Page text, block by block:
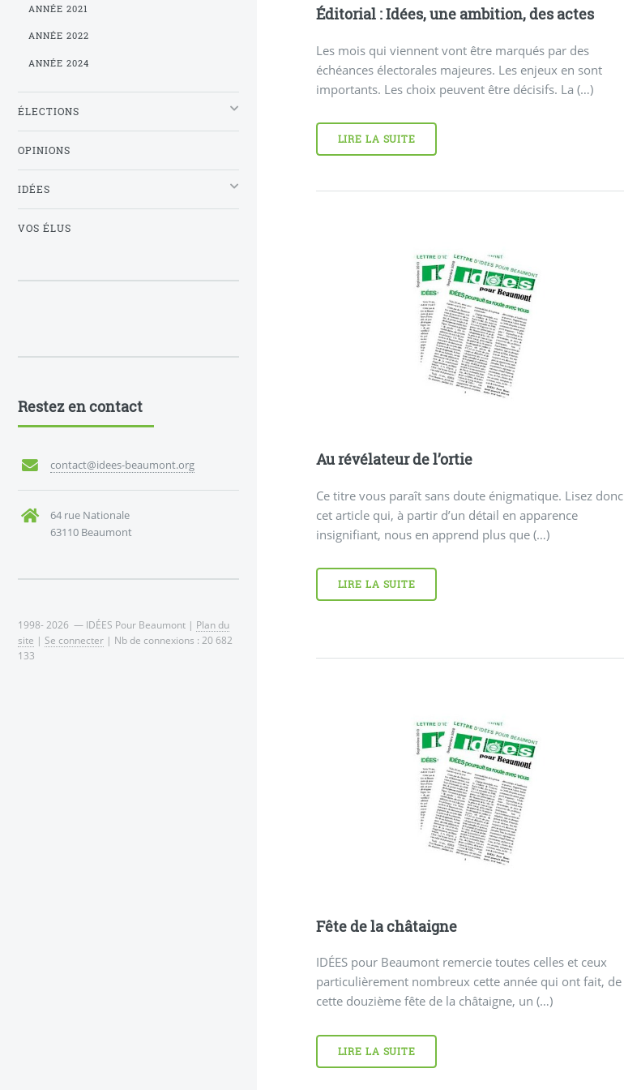
Éditorial : Idées, une ambition, des actes
Les mois qui viennent vont être marqués par des
échéances électorales majeures. Les enjeux en sont
importants. Les choix peuvent être décisifs. La (…)
LIRE LA SUITE
Au révélateur de l’ortie
Ce titre vous paraît sans doute énigmatique. Lisez donc
cet article qui, à partir d’un détail en apparence
insignifiant, nous en apprend plus que (…)
LIRE LA SUITE
Fête de la châtaigne
IDÉES pour Beaumont remercie toutes celles et ceux
particulièrement nombreux cette année qui ont fait, de
cette douzième fête de la châtaigne, un (…)
LIRE LA SUITE
ANNÉE 2021
ANNÉE 2022
ANNÉE 2024
ÉLECTIONS
OPINIONS
IDÉES
VOS ÉLUS
Restez en contact
contact@idees-beaumont.org
64 rue Nationale
63110 Beaumont
1998- 2026 — IDÉES Pour Beaumont | Plan du
site | Se connecter | Nb de connexions : 20 682
133